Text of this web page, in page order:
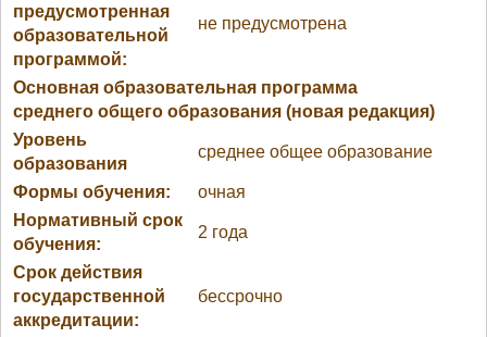
предусмотренная
образовательной
программой:
не предусмотрена
Основная образовательная программа
среднего общего образования (новая редакция)
Уровень
образования
среднее общее образование
Формы обучения:
очная
Нормативный срок
обучения:
2 года
Срок действия
государственной
аккредитации:
бессрочно